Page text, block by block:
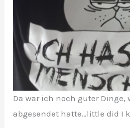
Da war ich noch guter Dinge,
abgesendet hatte…little did I